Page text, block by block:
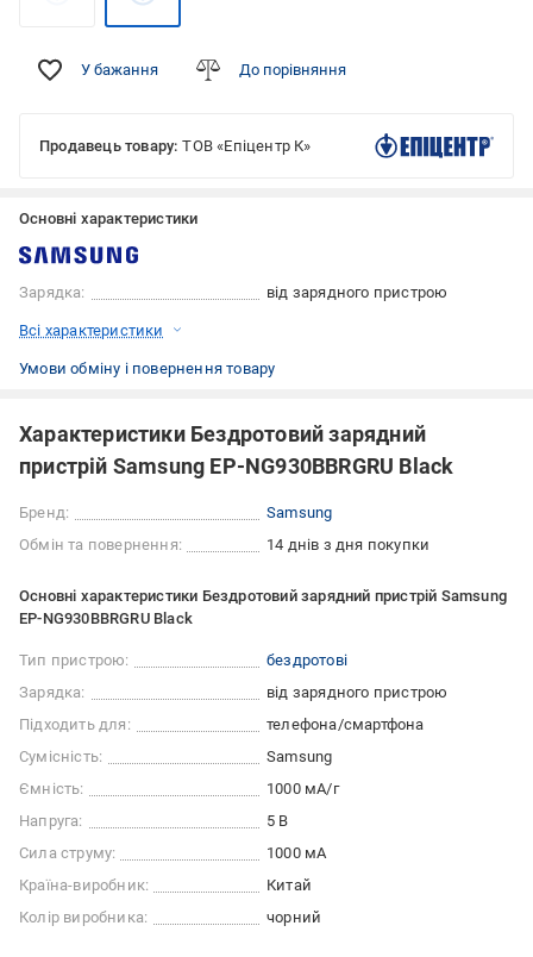
У бажання До порівняння
Продавець товару: ТОВ «Епіцентр К»
Основні характеристики
Зарядка: від зарядного пристрою
Всі характеристики
Умови обміну і повернення товару
Характеристики Бездротовий зарядний
пристрій Samsung EP-NG930BBRGRU Black
Бренд:
Samsung
Обмін та повернення:
14 днів з дня покупки
Основні характеристики Бездротовий зарядний пристрій Samsung
EP-NG930BBRGRU Black
Тип пристрою:
бездротові
Зарядка:
від зарядного пристрою
Підходить для:
телефона/смартфона
Сумісність:
Samsung
Ємність:
1000 мА/г
Напруга:
5 В
Сила струму:
1000 мА
Країна-виробник:
Китай
Колір виробника:
чорний